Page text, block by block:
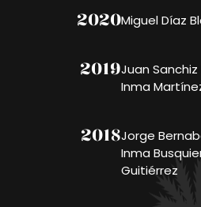
2020Miguel Díaz
2019Juan Sanchiz
Inma
2018Jorge
Inma
Guitiérrez